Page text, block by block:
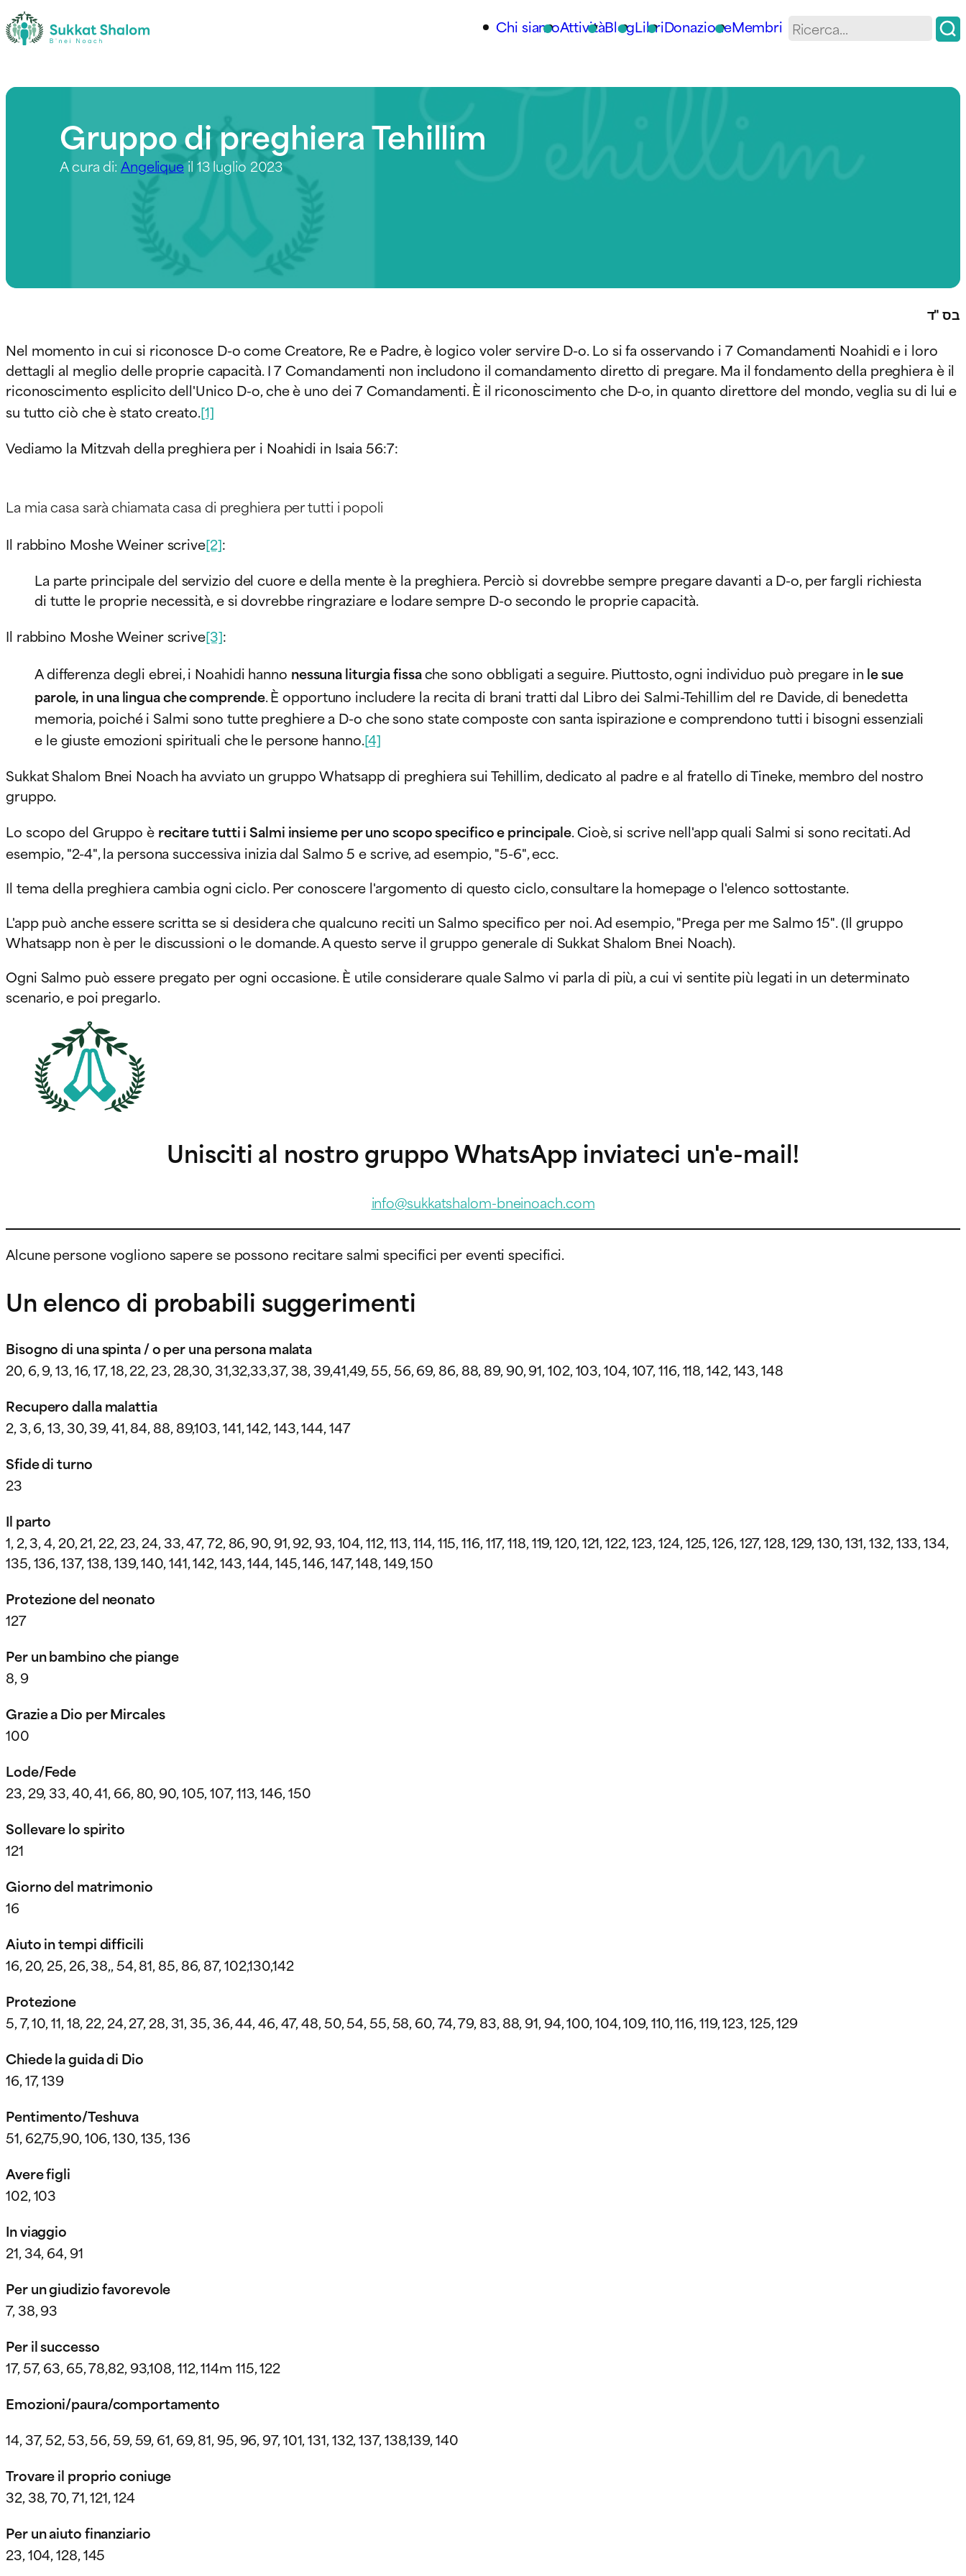
Chi siamoAttivitàBlogLibriDonazioneMembri
Gruppo di preghiera Tehillim
A cura di: Angelique il 13 luglio 2023
בס "ד
Nel momento in cui si riconosce D-o come Creatore, Re e Padre, è logico voler servire D-o. Lo si fa osservando i 7 Comandamenti Noahidi e i loro
dettagli al meglio delle proprie capacità. I 7 Comandamenti non includono il comandamento diretto di pregare. Ma il fondamento della preghiera è il
riconoscimento esplicito dell'Unico D-o, che è uno dei 7 Comandamenti. È il riconoscimento che D-o, in quanto direttore del mondo, veglia su di lui e
su tutto ciò che è stato creato.[1]
Vediamo la Mitzvah della preghiera per i Noahidi in Isaia 56:7:
La mia casa sarà chiamata casa di preghiera per tutti i popoli
Il rabbino Moshe Weiner scrive[2]:
La parte principale del servizio del cuore e della mente è la preghiera. Perciò si dovrebbe sempre pregare davanti a D-o, per fargli richiesta
di tutte le proprie necessità, e si dovrebbe ringraziare e lodare sempre D-o secondo le proprie capacità.
Il rabbino Moshe Weiner scrive[3]:
A differenza degli ebrei, i Noahidi hanno nessuna liturgia fissache sono obbligati a seguire. Piuttosto, ogni individuo può pregare in le sue
parole, in una lingua che comprende. È opportuno includere la recita di brani tratti dal Libro dei Salmi-Tehillim del re Davide, di benedetta
memoria, poiché i Salmi sono tutte preghiere a D-o che sono state composte con santa ispirazione e comprendono tutti i bisogni essenziali
e le giuste emozioni spirituali che le persone hanno.[4]
Sukkat Shalom Bnei Noach ha avviato un gruppo Whatsapp di preghiera sui Tehillim, dedicato al padre e al fratello di Tineke, membro del nostro
gruppo.
Lo scopo del Gruppo è recitare tutti i Salmi insieme per uno scopo specifico e principale. Cioè, si scrive nell'app quali Salmi si sono recitati. Ad
esempio, "2-4", la persona successiva inizia dal Salmo 5 e scrive, ad esempio, "5-6", ecc.
Il tema della preghiera cambia ogni ciclo. Per conoscere l'argomento di questo ciclo, consultare la homepage o l'elenco sottostante.
L'app può anche essere scritta se si desidera che qualcuno reciti un Salmo specifico per noi. Ad esempio, "Prega per me Salmo 15". (Il gruppo
Whatsapp non è per le discussioni o le domande. A questo serve il gruppo generale di Sukkat Shalom Bnei Noach).
Ogni Salmo può essere pregato per ogni occasione. È utile considerare quale Salmo vi parla di più, a cui vi sentite più legati in un determinato
scenario, e poi pregarlo.
Unisciti al nostro gruppo WhatsAppinviateci un'e-mail!
info@sukkatshalom-bneinoach.com
Alcune persone vogliono sapere se possono recitare salmi specifici per eventi specifici.
Un elenco di probabili suggerimenti
Bisogno di una spinta / o per una persona malata
20, 6, 9, 13, 16, 17, 18, 22, 23, 28,30, 31,32,33,37, 38, 39,41,49, 55, 56, 69, 86, 88, 89, 90, 91, 102, 103, 104, 107, 116, 118, 142, 143, 148
Recupero dalla malattia
2, 3, 6, 13, 30, 39, 41, 84, 88, 89,103, 141, 142, 143, 144, 147
Sfide di turno
23
Il parto
1, 2, 3, 4, 20, 21, 22, 23, 24, 33, 47, 72, 86, 90, 91, 92, 93, 104, 112, 113, 114, 115, 116, 117, 118, 119, 120, 121, 122, 123, 124, 125, 126, 127, 128, 129, 130, 131, 132, 133, 134,
135, 136, 137, 138, 139, 140, 141, 142, 143, 144, 145, 146, 147, 148, 149, 150
Protezione del neonato
127
Per un bambino che piange
8, 9
Grazie a Dio per Mircales
100
Lode/Fede
23, 29, 33, 40, 41, 66, 80, 90, 105, 107, 113, 146, 150
Sollevare lo spirito
121
Giorno del matrimonio
16
Aiuto in tempi difficili
16, 20, 25, 26, 38,, 54, 81, 85, 86, 87, 102,130,142
Protezione
5, 7, 10, 11, 18, 22, 24, 27, 28, 31, 35, 36, 44, 46, 47, 48, 50, 54, 55, 58, 60, 74, 79, 83, 88, 91, 94, 100, 104, 109, 110, 116, 119, 123, 125, 129
Chiede la guida di Dio
16, 17, 139
Pentimento/Teshuva
51, 62,75,90, 106, 130, 135, 136
Avere figli
102, 103
In viaggio
21, 34, 64, 91
Per un giudizio favorevole
7, 38, 93
Per il successo
17, 57, 63, 65, 78,82, 93,108, 112, 114m 115, 122
Emozioni/paura/comportamento
14, 37, 52, 53, 56, 59, 59, 61, 69, 81, 95, 96, 97, 101, 131, 132, 137, 138,139, 140
Trovare il proprio coniuge
32, 38, 70, 71, 121, 124
Per un aiuto finanziario
23, 104, 128, 145